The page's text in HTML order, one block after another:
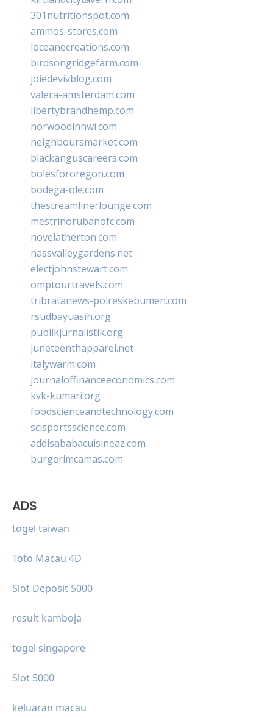
301nutritionspot.com
ammos-stores.com
loceanecreations.com
birdsongridgefarm.com
joiedevivblog.com
valera-amsterdam.com
libertybrandhemp.com
norwoodinnwi.com
neighboursmarket.com
blackanguscareers.com
bolesfororegon.com
bodega-ole.com
thestreamlinerlounge.com
mestrinorubanofc.com
novelatherton.com
nassvalleygardens.net
electjohnstewart.com
omptourtravels.com
tribratanews-polreskebumen.com
rsudbayuasih.org
publikjurnalistik.org
juneteenthapparel.net
italywarm.com
journaloffinanceeconomics.com
kvk-kumari.org
foodscienceandtechnology.com
scisportsscience.com
addisababacuisineaz.com
burgerimcamas.com
ADS
togel taiwan
Toto Macau 4D
Slot Deposit 5000
result kamboja
togel singapore
Slot 5000
keluaran macau